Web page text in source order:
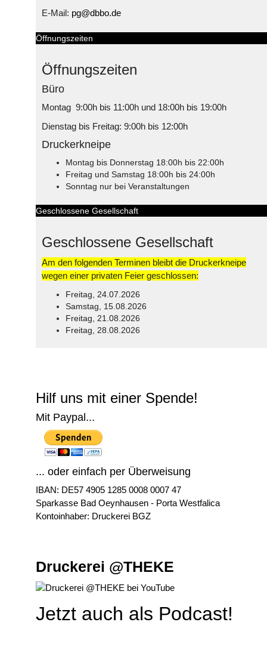
E-Mail: pg@dbbo.de
Öffnungszeiten
Öffnungszeiten
Büro
Montag 9:00h bis 11:00h und 18:00h bis 19:00h
Dienstag bis Freitag: 9:00h bis 12:00h
Druckerkneipe
Montag bis Donnerstag 18:00h bis 22:00h
Freitag und Samstag 18:00h bis 24:00h
Sonntag nur bei Veranstaltungen
Geschlossene Gesellschaft
Geschlossene Gesellschaft
Am den folgenden Terminen bleibt die Druckerkneipe
wegen einer privaten Feier geschlossen:
Freitag, 24.07.2026
Samstag, 15.08.2026
Freitag, 21.08.2026
Freitag, 28.08.2026
Hilf uns mit einer Spende!
Mit Paypal...
... oder einfach per Überweisung
IBAN: DE57 4905 1285 0008 0007 47
Sparkasse Bad Oeynhausen - Porta Westfalica
Kontoinhaber: Druckerei BGZ
Druckerei @THEKE
Jetzt auch als Podcast!